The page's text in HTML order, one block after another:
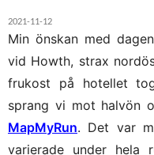
2021-11-12
Min önskan med
vid Howth, strax
frukost på hotellet
sprang vi mot halvön
MapMyRun. Det var
varierade under hela